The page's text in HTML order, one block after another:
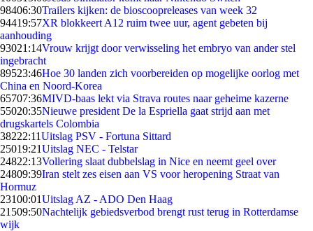
98406:30Trailers kijken: de bioscoopreleases van week 32
94419:57XR blokkeert A12 ruim twee uur, agent gebeten bij
aanhouding
93021:14Vrouw krijgt door verwisseling het embryo van ander stel
ingebracht
89523:46Hoe 30 landen zich voorbereiden op mogelijke oorlog met
China en Noord-Korea
65707:36MIVD-baas lekt via Strava routes naar geheime kazerne
55020:35Nieuwe president De la Espriella gaat strijd aan met
drugskartels Colombia
38222:11Uitslag PSV - Fortuna Sittard
25019:21Uitslag NEC - Telstar
24822:13Vollering slaat dubbelslag in Nice en neemt geel over
24809:39Iran stelt zes eisen aan VS voor heropening Straat van
Hormuz
23100:01Uitslag AZ - ADO Den Haag
21509:50Nachtelijk gebiedsverbod brengt rust terug in Rotterdamse
wijk